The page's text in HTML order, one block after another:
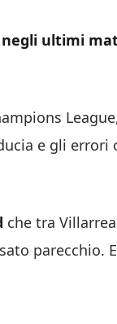
negli ultimi
e gli errori
che tra
parecchio.